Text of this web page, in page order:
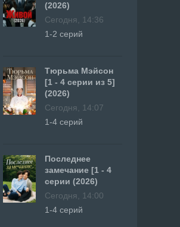
(2026)
Сегодня, 14:36
1-2 серий
Тюрьма Мэйсон
[1 - 4 серии из 5]
(2026)
Сегодня, 14:07
1-4 серий
Последнее
замечание [1 - 4
серии (2026)
Сегодня, 14:00
1-4 серий